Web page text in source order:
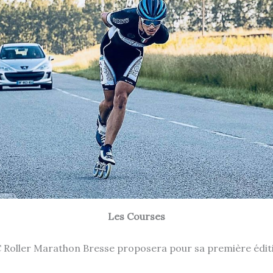
Les Courses
Roller Marathon Bresse proposera pour sa première